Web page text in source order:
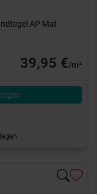
AP Mat
39,95 €/m²